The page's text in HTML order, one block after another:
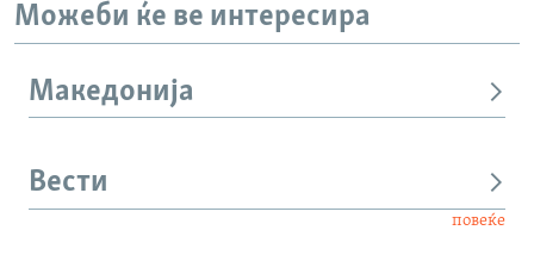
Можеби ќе ве интересира
Македонија
Вести
повеќе